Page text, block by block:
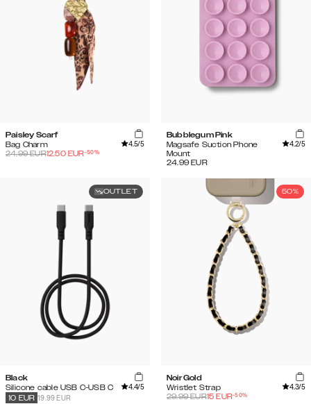
Paisley Scarf
Bag Charm
4.5/5
24.99EUR12.50 EUR-50%
Bubblegum Pink
Magsafe Suction Phone
Mount
4.2/5
24.99 EUR
OUTLET
Black
Silicone cable USB C-USB C
4.4/5
19.99 EUR
10 EUR
50%
Noir Gold
Wristlet Strap
4.3/5
29.99EUR15 EUR-50%